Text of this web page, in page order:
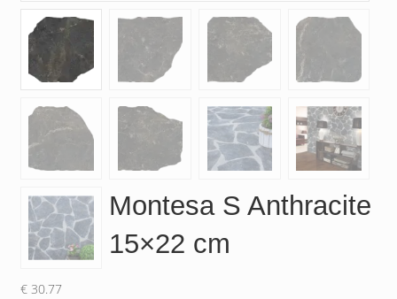
Montesa S Anthracite
15×22 cm
€30.77